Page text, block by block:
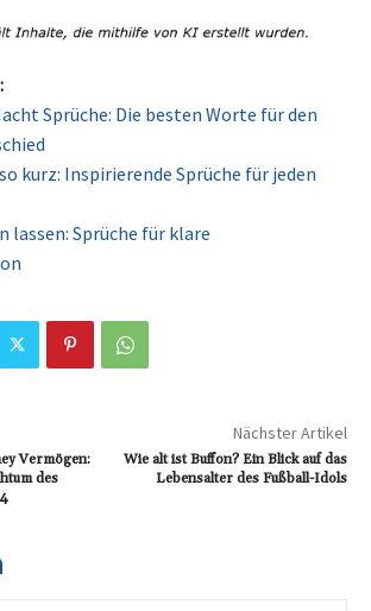
Sprüche: Die besten Worte für den
kurz: Inspirierende Sprüche für jeden
lassen: Sprüche für klare
Vermögen:
des
Nächster Artikel
Wie alt ist Buffon? Ein Blick auf das
Lebensalter des Fußball-Idols